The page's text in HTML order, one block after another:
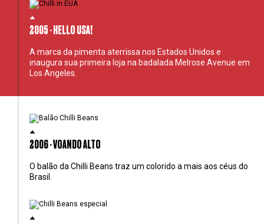
2005 - HELLO USA!
A marca da pimenta aterrissa nos Estados Unidos e
inaugura sua primeira loja na badalada Melrose Avenue em
Los Angeles.
2006 - VOANDO ALTO
O balão da Chilli Beans traz um colorido a mais aos céus do
Brasil.